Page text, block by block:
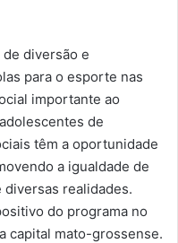
diversão e
para o esporte nas
importante ao
de
têm a oportunidade
a igualdade de
realidades.
do programa no
capital mato-grossense.